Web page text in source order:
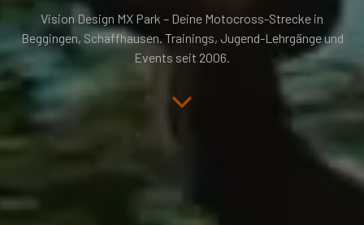
Vision Design MX Park – Deine Motocross-Strecke in
Beggingen, Schaffhausen. Trainings, Jugend-Lehrgänge und
Events seit 2006.